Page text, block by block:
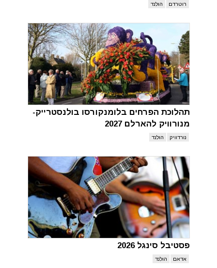
רוטרדם הולנד
תהלוכת הפרחים בלומנקורסו בולנסטרייק-
מנורוויק להארלם 2027
נורדוויק הולנד
פסטיבל סינגל 2026
אדאם הולנד